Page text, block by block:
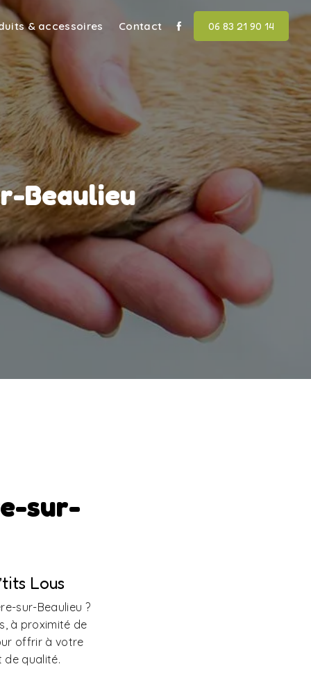
& accessoires Contact 06 83 21 90 14
Beaulieu
sur-
Lous
sur-Beaulieu ?
à proximité de
offrir à votre
qualité.